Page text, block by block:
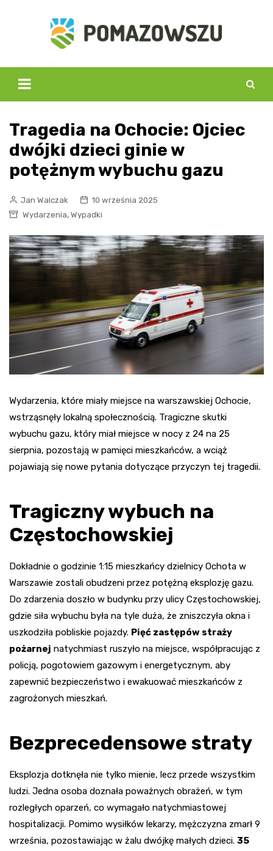
Tragedia na Ochocie: Ojciec
dwójki dzieci ginie w
potężnym wybuchu gazu
Jan Walczak
10 września 2025
Wydarzenia, Wypadki
Wydarzenia, które miały miejsce na warszawskiej Ochocie,
wstrząsnęły lokalną społecznością. Tragiczne skutki
wybuchu gazu, który miał miejsce w nocy z 24 na 25
sierpnia, pozostają w pamięci mieszkańców, a wciąż
pojawiają się nowe pytania dotyczące przyczyn tej tragedii.
Tragiczny wybuch na
Częstochowskiej
Dokładnie o godzinie 1:15 mieszkańcy dzielnicy Ochota w
Warszawie zostali obudzeni przez potężną eksplozję gazu.
Do zdarzenia doszło w budynku przy ulicy Częstochowskiej,
gdzie siła wybuchu była na tyle duża, że zniszczyła okna i
uszkodziła pobliskie pojazdy. Pięć zastępów straży
pożarnej natychmiast ruszyło na miejsce, współpracując z
policją, pogotowiem gazowym i energetycznym, aby
zapewnić bezpieczeństwo i ewakuować mieszkańców z
zagrożonych mieszkań.
Bezprecedensowe straty
Eksplozja dotknęła nie tylko mienie, lecz przede wszystkim
ludzi. Jedna osoba doznała poważnych obrażeń, w tym
rozległych oparzeń, co wymagało natychmiastowej
hospitalizacji. Pomimo wysiłków lekarzy, mężczyzna zmarł 9
września, pozostawiając w żalu dwójkę małych dzieci. 35